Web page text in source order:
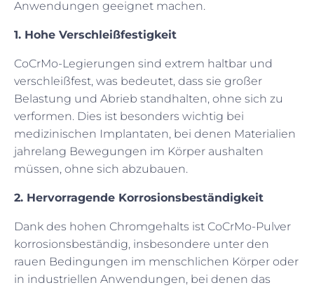
Anwendungen geeignet machen.
1. Hohe Verschleißfestigkeit
CoCrMo-Legierungen sind extrem haltbar und
verschleißfest, was bedeutet, dass sie großer
Belastung und Abrieb standhalten, ohne sich zu
verformen. Dies ist besonders wichtig bei
medizinischen Implantaten, bei denen Materialien
jahrelang Bewegungen im Körper aushalten
müssen, ohne sich abzubauen.
2. Hervorragende Korrosionsbeständigkeit
Dank des hohen Chromgehalts ist CoCrMo-Pulver
korrosionsbeständig, insbesondere unter den
rauen Bedingungen im menschlichen Körper oder
in industriellen Anwendungen, bei denen das